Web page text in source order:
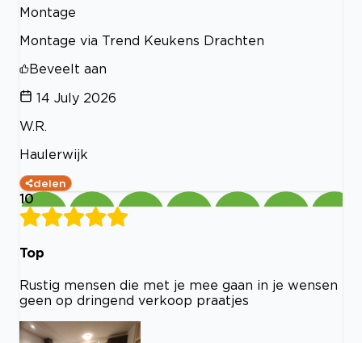
Montage
Montage via Trend Keukens Drachten
Beveelt aan
14 July 2026
W.R.
Haulerwijk
delen
10
Top
Rustig mensen die met je mee gaan in je wensen
geen op dringend verkoop praatjes